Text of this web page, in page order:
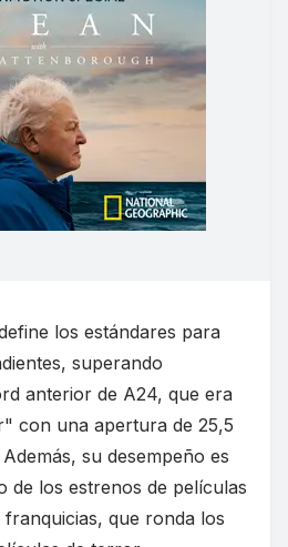
los estándares para
superando
anterior de A24, que era
con una apertura de 25,5
su desempeño es
de los estrenos de películas
que ronda los